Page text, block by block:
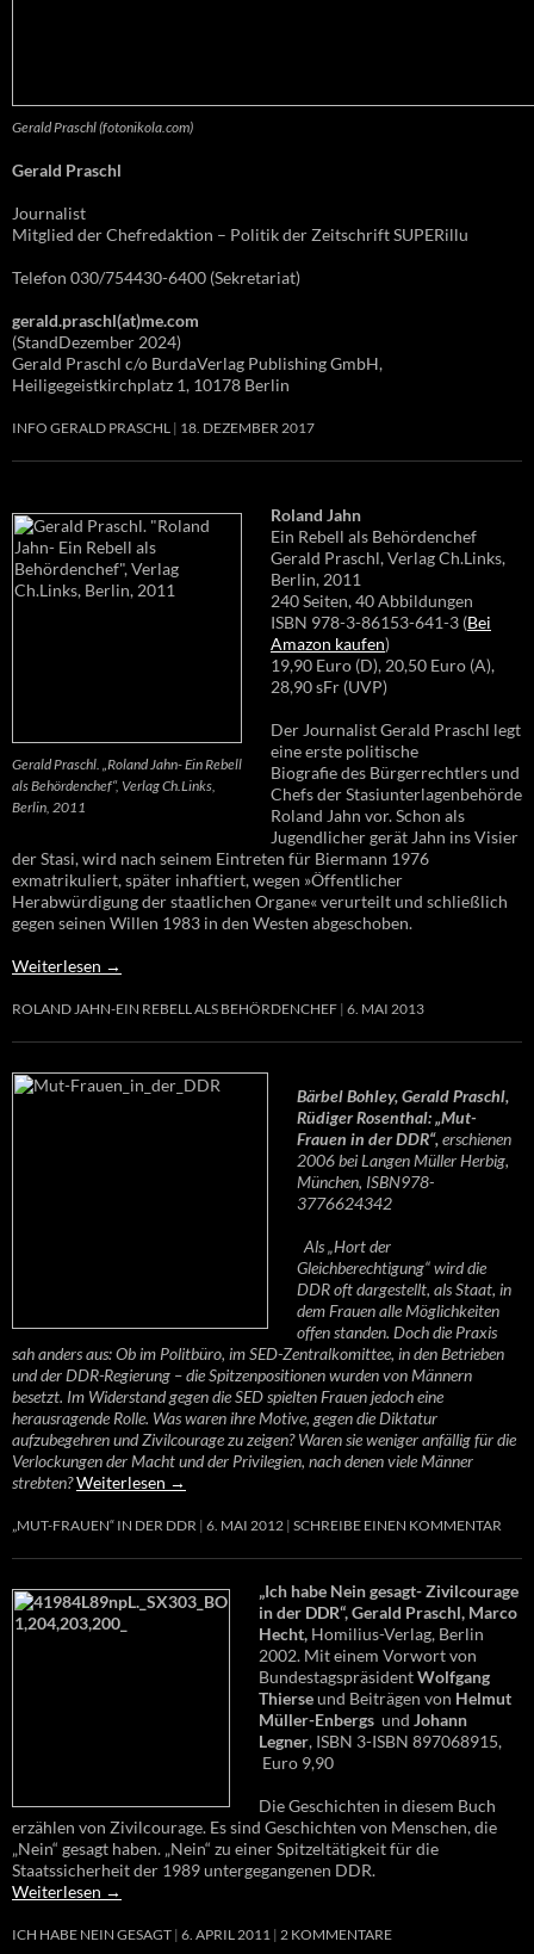
Gerald Praschl (fotonikola.com)
Gerald Praschl
Journalist
Mitglied der Chefredaktion – Politik der Zeitschrift SUPERillu
Telefon 030/754430-6400 (Sekretariat)
gerald.praschl(at)me.com
(StandDezember 2024)
Gerald Praschl c/o BurdaVerlag Publishing GmbH,
Heiligegeistkirchplatz 1, 10178 Berlin
INFO GERALD PRASCHL 18. DEZEMBER 2017
Gerald Praschl. „Roland Jahn- Ein Rebell
als Behördenchef“, Verlag Ch.Links,
Berlin, 2011
Roland Jahn
Ein Rebell als Behördenchef
Gerald Praschl, Verlag Ch.Links,
Berlin, 2011
240 Seiten, 40 Abbildungen
ISBN 978-3-86153-641-3 (Bei
Amazon kaufen)
19,90 Euro (D), 20,50 Euro (A),
28,90 sFr (UVP)
Der Journalist Gerald Praschl legt
eine erste politische
Biografie des Bürgerrechtlers und
Chefs der Stasiunterlagenbehörde
Roland Jahn vor. Schon als
Jugendlicher gerät Jahn ins Visier
der Stasi, wird nach seinem Eintreten für Biermann 1976
exmatrikuliert, später inhaftiert, wegen »Öffentlicher
Herabwürdigung der staatlichen Organe« verurteilt und schließlich
gegen seinen Willen 1983 in den Westen abgeschoben.
Weiterlesen →
ROLAND JAHN-EIN REBELL ALS BEHÖRDENCHEF 6. MAI 2013
Bärbel Bohley, Gerald Praschl,
Rüdiger Rosenthal: „Mut-
Frauen in der DDR“,erschienen
2006 bei Langen Müller Herbig,
München, ISBN978-
3776624342
Als „Hort der
Gleichberechtigung“ wird die
DDR oft dargestellt, als Staat, in
dem Frauen alle Möglichkeiten
offen standen. Doch die Praxis
sah anders aus: Ob im Politbüro, im SED-Zentralkomittee, in den Betrieben
und der DDR-Regierung – die Spitzenpositionen wurden von Männern
besetzt. Im Widerstand gegen die SED spielten Frauen jedoch eine
herausragende Rolle. Was waren ihre Motive, gegen die Diktatur
aufzubegehren und Zivilcourage zu zeigen? Waren sie weniger anfällig für die
Verlockungen der Macht und der Privilegien, nach denen viele Männer
strebten?Weiterlesen →
„MUT-FRAUEN“ IN DER DDR 6. MAI 2012 SCHREIBE EINEN KOMMENTAR
„Ich habe Nein gesagt- Zivilcourage
in der DDR“, Gerald Praschl, Marco
Hecht, Homilius-Verlag, Berlin
2002. Mit einem Vorwort von
BundestagspräsidentWolfgang
Thierseund Beiträgen von Helmut
Müller-Enbergs und Johann
Legner, ISBN 3-ISBN 897068915,
Euro 9,90
Die Geschichten in diesem Buch
erzählen von Zivilcourage. Es sind Geschichten von Menschen, die
„Nein“ gesagt haben. „Nein“ zu einer Spitzeltätigkeit für die
Staatssicherheit der 1989 untergegangenen DDR.
Weiterlesen →
ICH HABE NEIN GESAGT 6. APRIL 2011 2 KOMMENTARE